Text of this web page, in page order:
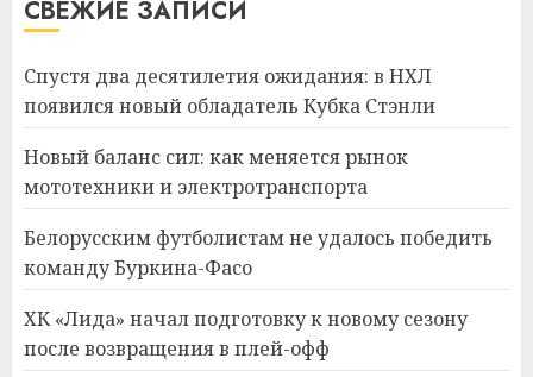
СВЕЖИЕ ЗАПИСИ
Спустя два десятилетия ожидания: в НХЛ
появился новый обладатель Кубка Стэнли
Новый баланс сил: как меняется рынок
мототехники и электротранспорта
Белорусским футболистам не удалось победить
команду Буркина-Фасо
ХК «Лида» начал подготовку к новому сезону
после возвращения в плей-офф